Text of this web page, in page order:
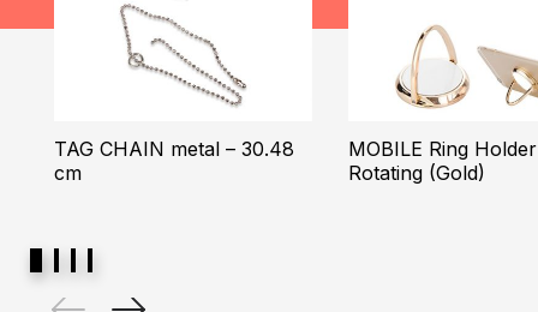
TAG CHAIN metal – 30.48
cm
MOBILE Ring Holder
Rotating (Gold)